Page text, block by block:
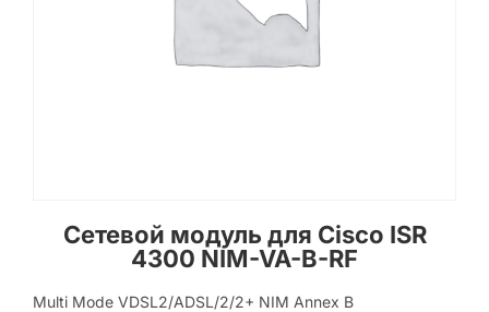
Сетевой модуль для Cisco ISR
4300 NIM-VA-B-RF
Multi Mode VDSL2/ADSL/2/2+ NIM Annex B